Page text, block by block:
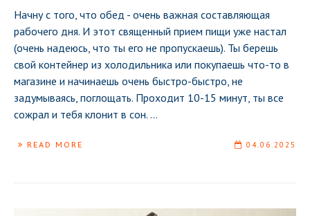
Начну с того, что обед - очень важная составляющая
рабочего дня. И этот священный прием пищи уже настал
(очень надеюсь, что ты его не пропускаешь). Ты берешь
свой контейнер из холодильника или покупаешь что-то в
магазине и начинаешь очень быстро-быстро, не
задумываясь, поглощать. Проходит 10-15 минут, ты все
сожрал и тебя клонит в сон. ...
READ MORE 04.06.2025